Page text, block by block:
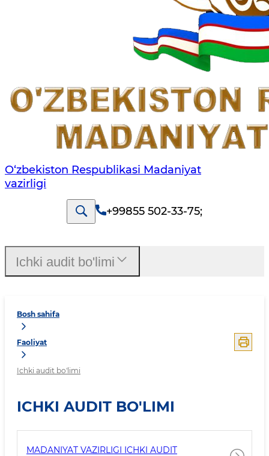
O‘zbekiston Respublikasi Madaniyat
vazirligi
+99855 502-33-75;
Bosh sahifa
Faoliyat
Ichki audit bo'limi
ICHKI AUDIT BO'LIMI
MADANIYAT VAZIRLIGI ICHKI AUDIT
Ichki audit bo'limi